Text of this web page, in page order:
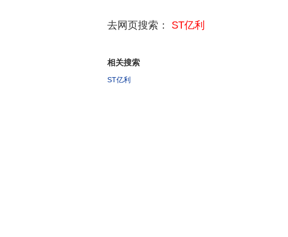
去网页搜索： ST亿利
相关搜索
ST亿利